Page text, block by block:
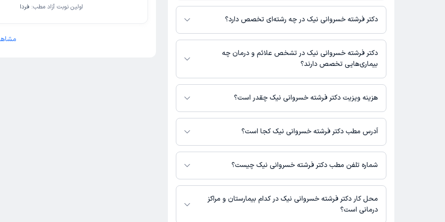
اولین نوبت آزاد مطب: فردا در صورتی کهدکتر فرشته خسروانی نیکدارای پروفایل فعال و نوبت‌دهی باز در پلتفرم
دکترتو باشند، می‌توانید از طریق این پلتفرم برای دریافت نوبت اقدام کنید. در صورت فعال
برنامه حضور در مطب، تصاویر پزشک، ساعات کاری و سایر اطلاعات مرتبط با خدمات
پزشکی و نوبت‌گیری ممکن است در پروفایل ایشان در دکترتو در دسترس باشد
دکتر فرشته خسروانی نیک در چه رشته‌ای تخصص دارد؟
دکتر فرشته خسروانی نیک در رشته‌های زیر (پیراپزشکی) تخصص دارند:
مامایی
دکتر فرشته خسروانی نیک در تشخص علائم و درمان چه
بیماری‌هایی تخصص دارند؟
دکتر فرشته خسروانی نیک در تشخیص علائم و درمان بیماری‌های مرتبط با مامایی
فعالیت می‌کنند.
هزینه ویزیت دکتر فرشته خسروانی نیک چقدر است؟
برای اطلاع از هزینه ویزیت دکتر فرشته خسروانی نیک، لازم است با مطب تماس بگیرید.
آدرس مطب دکتر فرشته خسروانی نیک کجا است؟
اطلاعات مربوط به آدرس مطب دکتر فرشته خسروانی نیک در حال حاضر در دسترس
نیست. برای دریافت اطلاعات دقیق‌تر، لطفاً با مطب تماس بگیرید.
شماره تلفن مطب دکتر فرشته خسروانی نیک چیست؟
شماره تماس مطب دکتر فرشته خسروانی نیک در حال حاضر در این صفحه ثبت نشده
محل کار دکتر فرشته خسروانی نیک در کدام بیمارستان و مراکز
درمانی است؟